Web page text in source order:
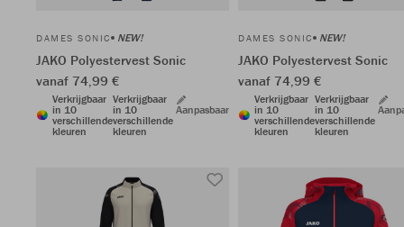
DAMES SONIC NEW!
JAKO Polyestervest Sonic
vanaf 74,99 €
Verkrijgbaar
in 10
verschillende
kleuren
Verkrijgbaar
in 10
verschillende
kleuren
Aanpasbaar
DAMES SONIC NEW!
JAKO Polyestervest Sonic
vanaf 74,99 €
Verkrijgbaar
in 10
verschillende
kleuren
Verkrijgbaar
in 10
verschillende
kleuren